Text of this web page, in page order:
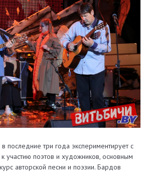
последние три года экспериментирует с
участию поэтов и художников, основным
авторской песни и поэзии. Бардов